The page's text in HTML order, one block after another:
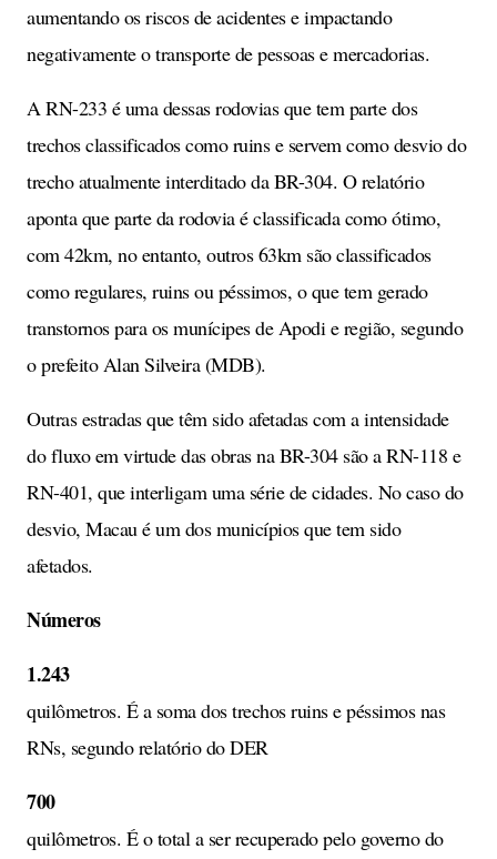
aumentando os riscos de acidentes e impactando
negativamente o transporte de pessoas e mercadorias.
A RN-233 é uma dessas rodovias que tem parte dos
trechos classificados como ruins e servem como desvio do
trecho atualmente interditado da BR-304. O relatório
aponta que parte da rodovia é classificada como ótimo,
com 42km, no entanto, outros 63km são classificados
como regulares, ruins ou péssimos, o que tem gerado
transtornos para os munícipes de Apodi e região, segundo
o prefeito Alan Silveira (MDB).
Outras estradas que têm sido afetadas com a intensidade
do fluxo em virtude das obras na BR-304 são a RN-118 e
RN-401, que interligam uma série de cidades. No caso do
desvio, Macau é um dos municípios que tem sido
afetados.
Números
1.243
quilômetros. É a soma dos trechos ruins e péssimos nas
RNs, segundo relatório do DER
700
quilômetros. É o total a ser recuperado pelo governo do